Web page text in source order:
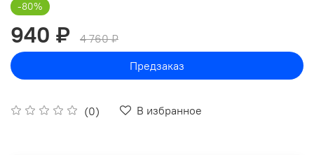
(0) В избранное
-80%
940 ₽
4 760 ₽
Предзаказ